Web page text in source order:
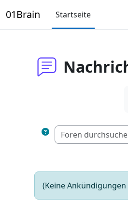
01Brain Startseite
(Keine